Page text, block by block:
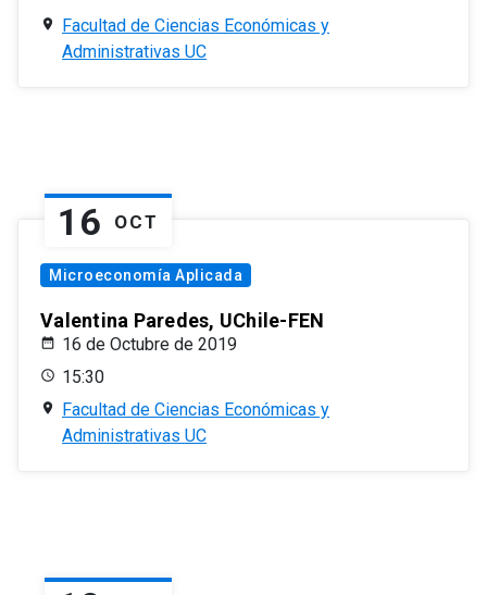
Facultad de Ciencias Económicas y
Administrativas UC
16 OCT
Microeconomía Aplicada
Valentina Paredes, UChile-FEN
16 de Octubre de 2019
15:30
Facultad de Ciencias Económicas y
Administrativas UC